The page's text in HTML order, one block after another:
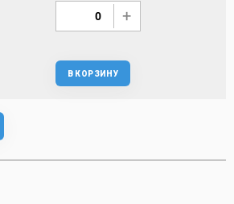
В КОРЗИНУ